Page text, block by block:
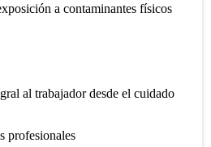
a contaminantes físicos
al trabajador desde el cuidado
profesionales